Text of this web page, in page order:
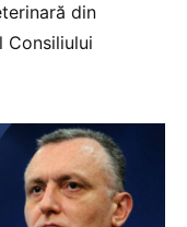
din
Consiliului